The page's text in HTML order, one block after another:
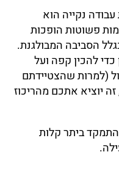
נקייה הוא
פשוטות הופכות
הסביבה המבולגנת.
להכין קפה ועל
(למרות שהצטיידתם
יוציא אתכם מהריכוז
ביתר קלות